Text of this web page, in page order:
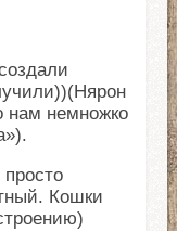
нам немножко
Кошки